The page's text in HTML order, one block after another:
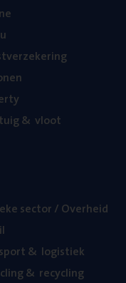
& vloot
sec­tor / Overheid
& logistiek
& recycling